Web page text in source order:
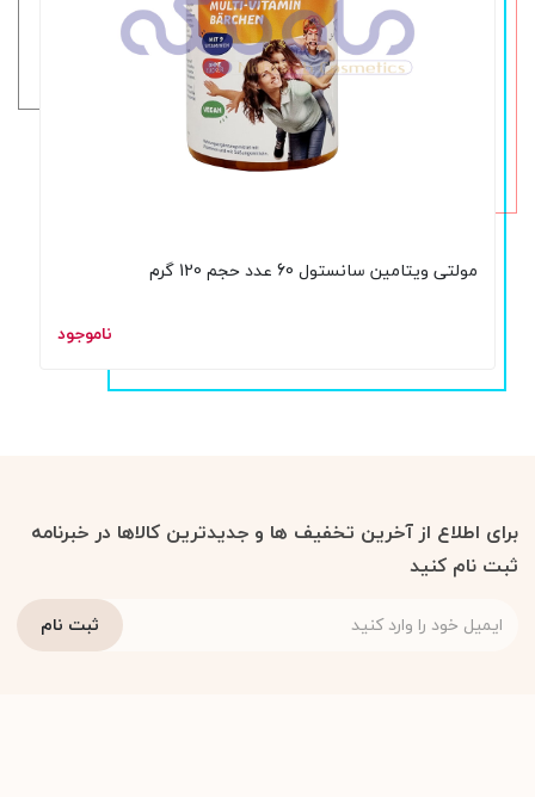
مولتی ویتامین سانستول 60 عدد حجم 120 گرم
ناموجود
برای اطلاع از آخرین تخفیف ها و جدیدترین کالاها در خبرنامه
ثبت نام کنید